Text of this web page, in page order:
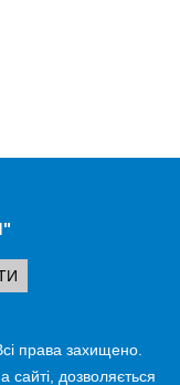
права захищено.
сайті, дозволяється